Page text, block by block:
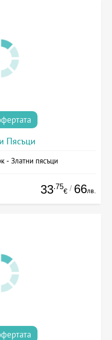
Пясъци
- Златни пясъци
33.75
€ / 66лв.